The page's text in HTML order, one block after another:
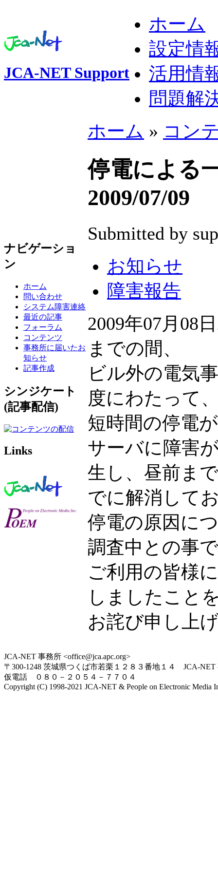
JCA-NET Support
ホーム
設定情
活用情
問題解
ナビゲーショ
ン
ホーム
問い合わせ
システム障害連絡
最近の記事
フォーラム
コンテンツ
事務所に届いたお
知らせ
記事作成
シンジケート
(記事配信)
Links
ホーム » コン
停電による
2009/07/09
Submitted by
お知らせ
障害報告
2009年07月08
までの間、
ビル外の電気
度にわたって
短時間の停電
サーバに障害
生し、昼前ま
でに解消して
停電の原因に
調査中との事
ご利用の皆様
しましたこと
お詫び申し上
JCA-NET 事務所 <office@jca.apc.org>
〒300-1248 茨城県つくば市若栗１２８３番地１４ JCA-NET
仮電話 ０８０－２０５４－７７０４
Copyright (C) 1998-2021 JCA-NET & People on Electronic Media